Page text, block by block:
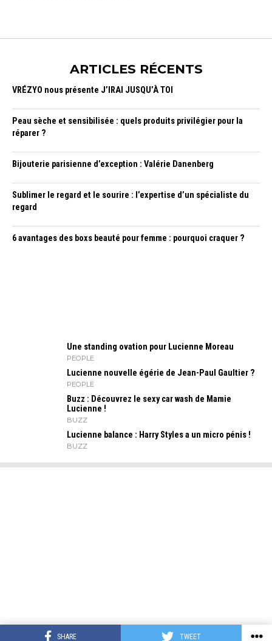
SHARE TWEET
ARTICLES RÉCENTS
VRÉZYO nous présente J’IRAI JUSQU’À TOI
Peau sèche et sensibilisée : quels produits privilégier pour la
réparer ?
Bijouterie parisienne d’exception : Valérie Danenberg
Sublimer le regard et le sourire : l’expertise d’un spécialiste du
regard
6 avantages des boxs beauté pour femme : pourquoi craquer ?
Une standing ovation pour Lucienne Moreau
PEOPLE
Lucienne nouvelle égérie de Jean-Paul Gaultier ?
PEOPLE
Buzz : Découvrez le sexy car wash de Mamie
Lucienne !
BUZZ
Lucienne balance : Harry Styles a un micro pénis !
BUZZ